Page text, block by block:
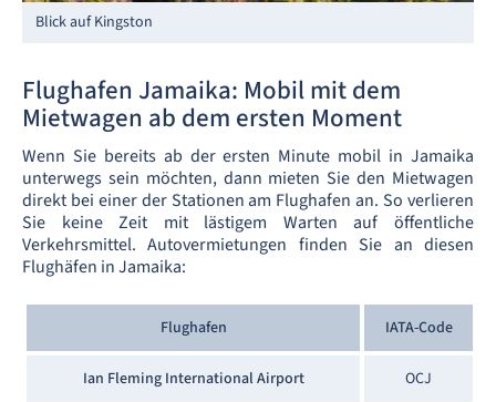
Blick auf Kingston
Flughafen Jamaika: Mobil mit dem
Mietwagen ab dem ersten Moment
Wenn Sie bereits ab der ersten Minute mobil in Jamaika
unterwegs sein möchten, dann mieten Sie den Mietwagen
direkt bei einer der Stationen am Flughafen an. So verlieren
Sie keine Zeit mit lästigem Warten auf öffentliche
Verkehrsmittel. Autovermietungen finden Sie an diesen
Flughäfen in Jamaika:
Flughafen IATA-Code
Ian Fleming International Airport OCJ